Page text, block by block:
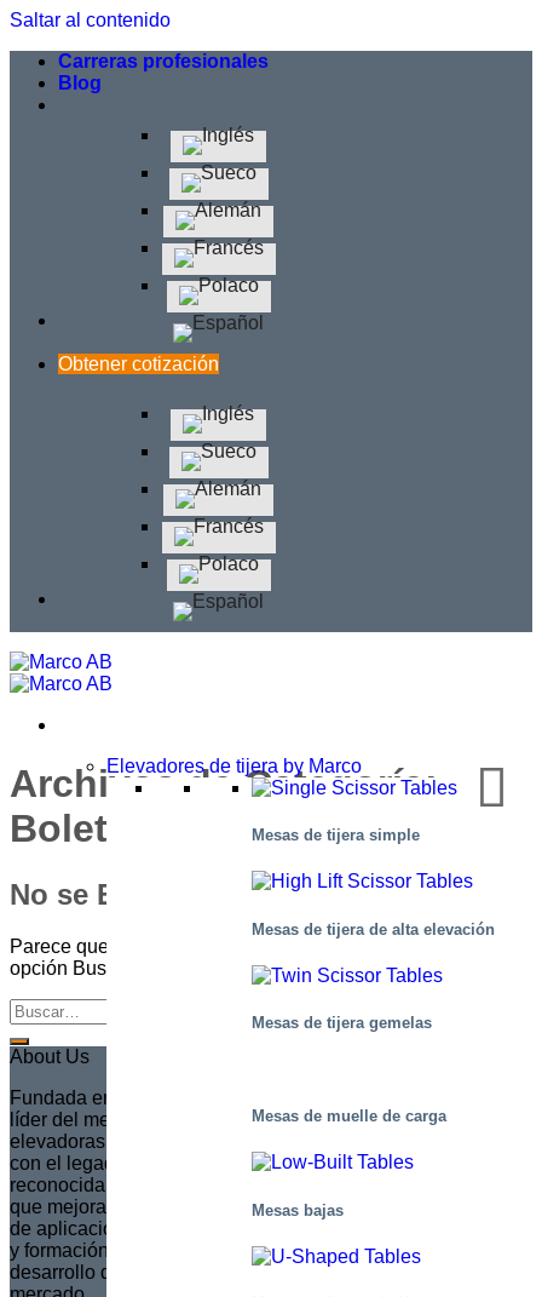
Saltar al contenido
Carreras profesionales
Blog
Obtener cotización
Elevadores de tijera by Marco
Mesas de tijera simple
Mesas de tijera de alta elevación
Mesas de tijera gemelas
Mesas de muelle de carga
Mesas bajas
Archivos de Categoría:
Boletín nº 11 – 2019
No se Encontró
Parece que no podemos encontrar lo que busca. Quizás la
opción Buscar pueda ayudarle.
About Us
Fundada en 1935 en Suecia, Marco se ha convertido en el
líder del mercado europeo en la creación de plataformas
elevadoras de tijera totalmente personalizadas. Continuando
con el legado de su fundador, Sven Marcusson, Marco es
reconocida por ofrecer soluciones innovadoras y resolutivas
que mejoran la seguridad y la eficiencia en una amplia gama
de aplicaciones. La marca está comprometida con la gestión
y formación de una red de distribuidores, asegurando que el
desarrollo de productos se alinee con las necesidades del